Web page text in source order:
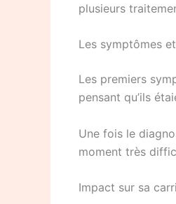
plusieurs
Les symptômes
Les premiers
pensant qu’ils
Une fois le
moment très
Impact sur sa